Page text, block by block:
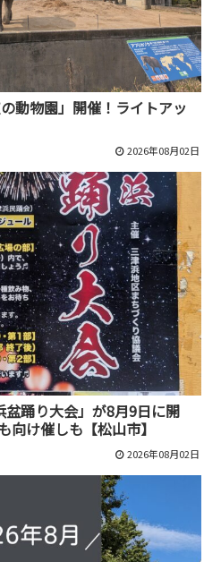
動物園」開催！ライトアッ
2026年08月02日
盆踊り大会」が8月9日に開
向け催しも【松山市】
2026年08月02日